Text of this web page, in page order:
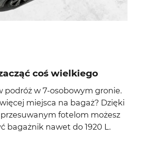
coś wielkiego
podróż w 7-osobowym gronie.
miejsca na bagaż? Dzięki
fotelom możesz
bagażnik nawet do 1920 L.